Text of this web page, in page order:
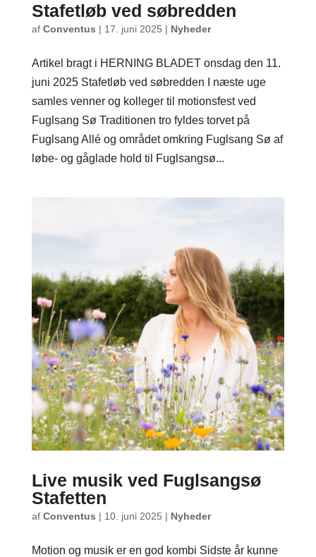
Stafetløb ved søbredden
af Conventus | 17. juni 2025 | Nyheder
Artikel bragt i HERNING BLADET onsdag den 11.
juni 2025 Stafetløb ved søbredden I næste uge
samles venner og kolleger til motionsfest ved
Fuglsang Sø Traditionen tro fyldes torvet på
Fuglsang Allé og området omkring Fuglsang Sø af
løbe- og gåglade hold til Fuglsangsø...
Live musik ved Fuglsangsø
Stafetten
af Conventus | 10. juni 2025 | Nyheder
Motion og musik er en god kombi Sidste år kunne